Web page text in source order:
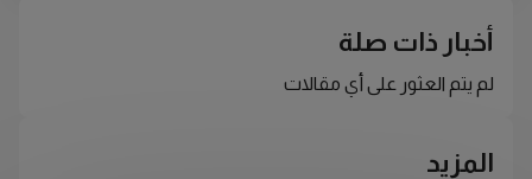
أخبار ذات صلة
لم يتم العثور على أي مقالات
المزيد